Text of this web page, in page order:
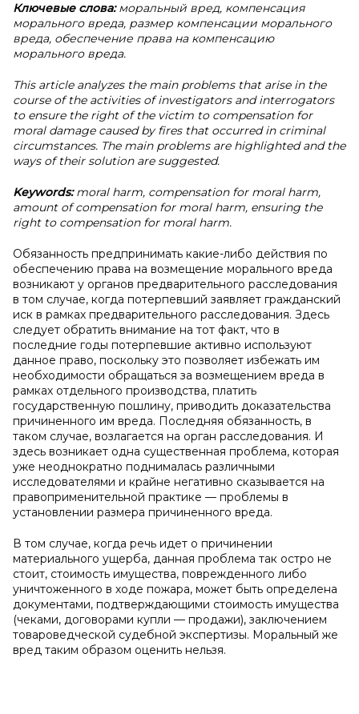
Ключевые слова:моральный вред, компенсация
морального вреда, размер компенсации морального
вреда, обеспечение права на компенсацию
морального вреда.
This article analyzes the main problems that arise in the
course of the activities of investigators and interrogators
to ensure the right of the victim to compensation for
moral damage caused by fires that occurred in criminal
circumstances. The main problems are highlighted and the
ways of their solution are suggested.
Keywords:moral harm, compensation for moral harm,
amount of compensation for moral harm, ensuring the
right to compensation for moral harm.
Обязанность предпринимать какие-либо действия по
обеспечению права на возмещение морального вреда
возникают у органов предварительного расследования
в том случае, когда потерпевший заявляет гражданский
иск в рамках предварительного расследования. Здесь
следует обратить внимание на тот факт, что в
последние годы потерпевшие активно используют
данное право, поскольку это позволяет избежать им
необходимости обращаться за возмещением вреда в
рамках отдельного производства, платить
государственную пошлину, приводить доказательства
причиненного им вреда. Последняя обязанность, в
таком случае, возлагается на орган расследования. И
здесь возникает одна существенная проблема, которая
уже неоднократно поднималась различными
исследователями и крайне негативно сказывается на
правоприменительной практике — проблемы в
установлении размера причиненного вреда.
В том случае, когда речь идет о причинении
материального ущерба, данная проблема так остро не
стоит, стоимость имущества, поврежденного либо
уничтоженного в ходе пожара, может быть определена
документами, подтверждающими стоимость имущества
(чеками, договорами купли — продажи), заключением
товароведческой судебной экспертизы. Моральный же
вред таким образом оценить нельзя.